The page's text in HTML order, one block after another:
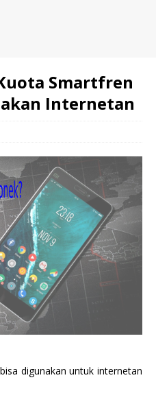
Smartfren
Internetan
digunakan untuk internetan